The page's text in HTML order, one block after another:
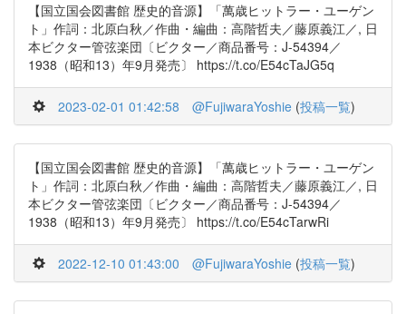
【国立国会図書館 歴史的音源】「萬歳ヒットラー・ユーゲン
ト」作詞：北原白秋／作曲・編曲：高階哲夫／藤原義江／, 日
本ビクター管弦楽団〔ビクター／商品番号：J-54394／
1938（昭和13）年9月発売〕 https://t.co/E54cTaJG5q
2023-02-01 01:42:58 @FujiwaraYoshie (投稿一覧)
【国立国会図書館 歴史的音源】「萬歳ヒットラー・ユーゲン
ト」作詞：北原白秋／作曲・編曲：高階哲夫／藤原義江／, 日
本ビクター管弦楽団〔ビクター／商品番号：J-54394／
1938（昭和13）年9月発売〕 https://t.co/E54cTarwRi
2022-12-10 01:43:00 @FujiwaraYoshie (投稿一覧)